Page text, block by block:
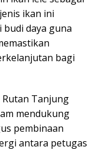
ikan ini
daya guna
bagi
Tanjung
mendukung
pembinaan
antara petugas